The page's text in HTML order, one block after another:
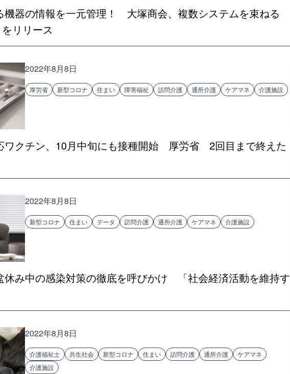
機器の情報を一元管理！ 大塚商会、複数システムを束ねる
をリリース
2022年8月8日
厚労省 新型コロナ 住まい 障害福祉 訪問介護 通所介護 ケアマネ 介護施設
ワクチン、10月中旬にも接種開始 厚労省 2回目まで終えた
2022年8月8日
新型コロナ 住まい データ 訪問介護 通所介護 ケアマネ 介護施設
休み中の感染対策の徹底を呼びかけ 「社会経済活動を維持す
2022年8月8日
介護福祉士 共生社会 新型コロナ 住まい 訪問介護 通所介護
ケアマネ
介護施設